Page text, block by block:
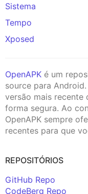
Sistema
Tempo
Xposed
OpenAPK é um
source para
versão mais recente
forma segura. Ao
OpenAPK sempre
recentes para que
REPOSITÓRIOS
GitHub Repo
CodeBerg Repo